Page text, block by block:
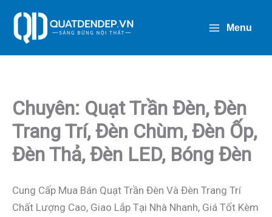
Dung
Menu
Chuyên: Quạt Trần Đèn, Đèn
Trang Trí, Đèn Chùm, Đèn Ốp,
Đèn Thả, Đèn LED, Bóng Đèn
Cung Cấp Mua Bán Quạt Trần Đèn Và Đèn Trang Trí
Chất Lượng Cao, Giao Lắp Tại Nhà Nhanh, Giá Tốt Kèm